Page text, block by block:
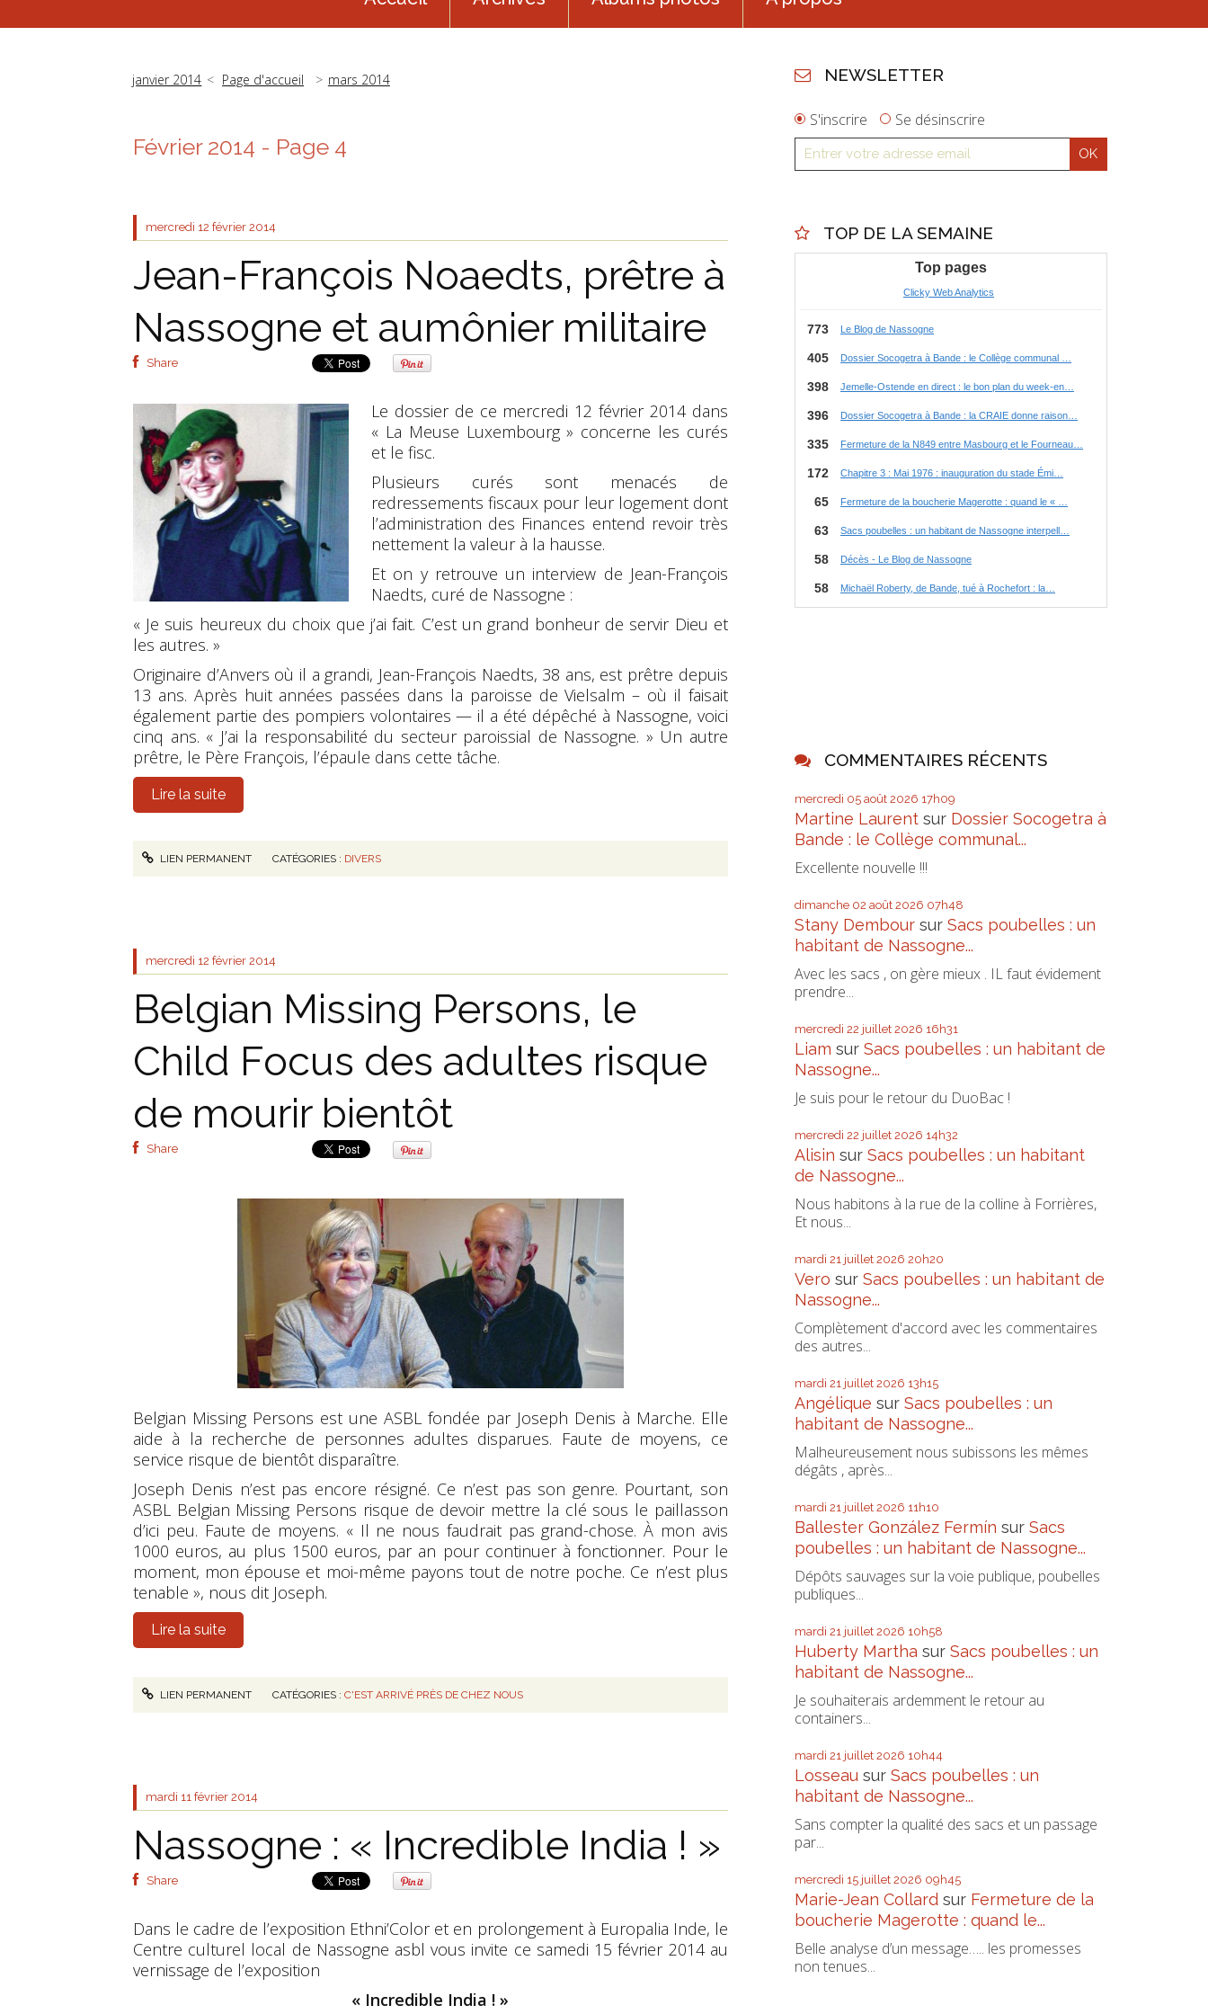
janvier 2014 Page d'accueil mars 2014
Février 2014 - Page 4
mercredi 12 février 2014
Jean-François Noaedts, prêtre à
Nassogne et aumônier militaire
Share
Le dossier de ce mercredi 12 février 2014 dans
« La Meuse Luxembourg » concerne les curés
et le fisc.
Plusieurs curés sont menacés de
redressements fiscaux pour leur logement dont
l’administration des Finances entend revoir très
nettement la valeur à la hausse.
Et on y retrouve un interview de Jean-François
Naedts, curé de Nassogne :
« Je suis heureux du choix que j’ai fait. C’est un grand bonheur de servir Dieu et
les autres. »
Originaire d’Anvers où il a grandi, Jean-François Naedts, 38 ans, est prêtre depuis
13 ans. Après huit années passées dans la paroisse de Vielsalm – où il faisait
également partie des pompiers volontaires — il a été dépêché à Nassogne, voici
cinq ans. « J’ai la responsabilité du secteur paroissial de Nassogne. » Un autre
prêtre, le Père François, l’épaule dans cette tâche.
Lire la suite
LIEN PERMANENT CATÉGORIES : DIVERS
mercredi 12 février 2014
Belgian Missing Persons, le
Child Focus des adultes risque
de mourir bientôt
Share
Belgian Missing Persons est une ASBL fondée par Joseph Denis à Marche. Elle
aide à la recherche de personnes adultes disparues. Faute de moyens, ce
service risque de bientôt disparaître.
Joseph Denis n’est pas encore résigné. Ce n’est pas son genre. Pourtant, son
ASBL Belgian Missing Persons risque de devoir mettre la clé sous le paillasson
d’ici peu. Faute de moyens. « Il ne nous faudrait pas grand-chose. À mon avis
1000 euros, au plus 1500 euros, par an pour continuer à fonctionner. Pour le
moment, mon épouse et moi-même payons tout de notre poche. Ce n’est plus
tenable », nous dit Joseph.
Lire la suite
LIEN PERMANENT CATÉGORIES :C'EST ARRIVÉ PRÈS DE CHEZ NOUS
mardi 11 février 2014
Nassogne : « Incredible India ! »
Share
Dans le cadre de l’exposition Ethni’Color et en prolongement à Europalia Inde, le
Centre culturel local de Nassogne asbl vous invite ce samedi 15 février 2014 au
vernissage de l’exposition
« Incredible India ! »
NEWSLETTER
S'inscrire Se désinscrire
TOP DE LA SEMAINE
COMMENTAIRES RÉCENTS
mercredi 05 août 2026 17h09
Martine Laurent sur Dossier Socogetra à
Bande : le Collège communal...
Excellente nouvelle !!!
dimanche 02 août 2026 07h48
Stany Dembour surSacs poubelles : un
habitant de Nassogne...
Avec les sacs , on gère mieux . IL faut évidement
prendre...
mercredi 22 juillet 2026 16h31
Liam surSacs poubelles : un habitant de
Nassogne...
Je suis pour le retour du DuoBac !
mercredi 22 juillet 2026 14h32
Alisin surSacs poubelles : un habitant
de Nassogne...
Nous habitons à la rue de la colline à Forrières,
Et nous...
mardi 21 juillet 2026 20h20
Vero surSacs poubelles : un habitant de
Nassogne...
Complètement d'accord avec les commentaires
des autres...
mardi 21 juillet 2026 13h15
Angélique surSacs poubelles : un
habitant de Nassogne...
Malheureusement nous subissons les mêmes
dégâts , après...
mardi 21 juillet 2026 11h10
Ballester González Fermín surSacs
poubelles : un habitant de Nassogne...
Dépôts sauvages sur la voie publique, poubelles
publiques...
mardi 21 juillet 2026 10h58
Huberty Martha surSacs poubelles : un
habitant de Nassogne...
Je souhaiterais ardemment le retour au
containers...
mardi 21 juillet 2026 10h44
Losseau surSacs poubelles : un
habitant de Nassogne...
Sans compter la qualité des sacs et un passage
par...
mercredi 15 juillet 2026 09h45
Marie-Jean Collard sur Fermeture de la
boucherie Magerotte : quand le...
Belle analyse d’un message….. les promesses
non tenues...